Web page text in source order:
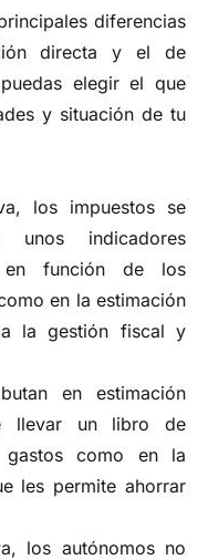
diferencias
directa y el de
elegir el que
y situación de tu
los impuestos se
indicadores
en función de los
en la estimación
la gestión fiscal y
en estimación
llevar un libro de
como en la
les permite ahorrar
los autónomos no